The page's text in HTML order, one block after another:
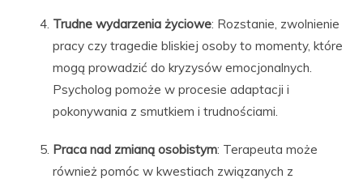
Trudne wydarzenia życiowe: Rozstanie, zwolnienie
pracy czy tragedie bliskiej osoby to momenty, które
mogą prowadzić do kryzysów emocjonalnych.
Psycholog pomoże w procesie adaptacji i
pokonywania z smutkiem i trudnościami.
Praca nad zmianą osobistym: Terapeuta może
również pomóc w kwestiach związanych z